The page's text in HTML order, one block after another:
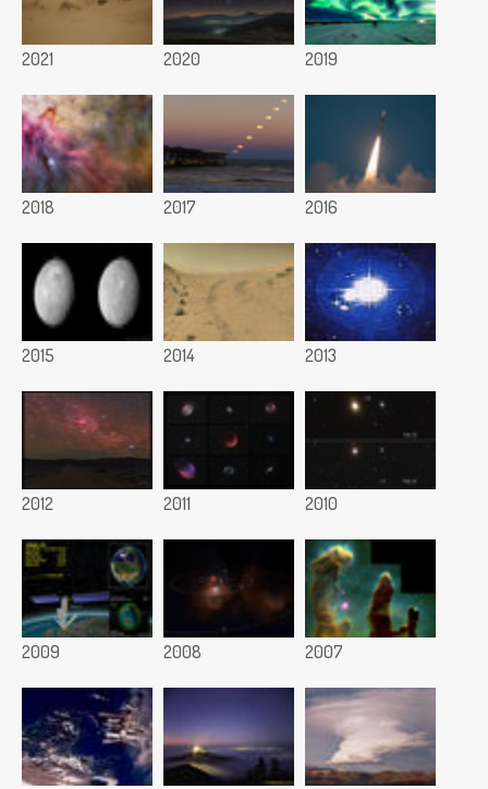
2021 2020 2019
2018 2017 2016
2015 2014 2013
2012 2011 2010
2009 2008 2007